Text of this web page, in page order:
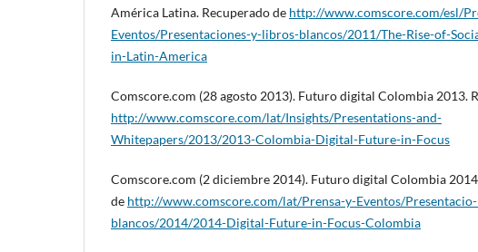
América Latina. Recuperado de http://www.comscore.com/esl/
Eventos/Presentaciones-y-libros-blancos/2011/The-Rise-of-
in-Latin-America
Comscore.com (28 agosto 2013). Futuro digital Colombia 2013.
http://www.comscore.com/lat/Insights/Presentations-and-
Whitepapers/2013/2013-Colombia-Digital-Future-in-Focus
Comscore.com (2 diciembre 2014). Futuro digital Colombia
de http://www.comscore.com/lat/Prensa-y-Eventos/
blancos/2014/2014-Digital-Future-in-Focus-Colombia